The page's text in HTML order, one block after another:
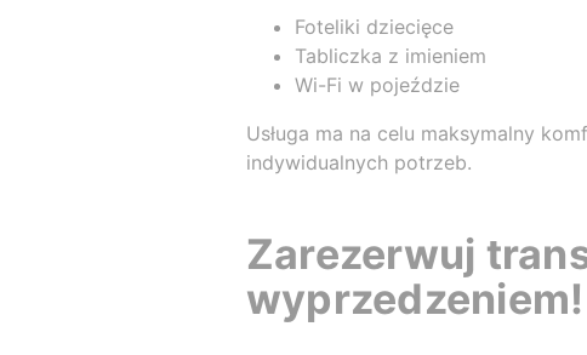
Foteliki dziecięce
Tabliczka z imieniem
Wi-Fi w pojeździe
Usługa ma na celu maksymalny
indywidualnych potrzeb.
Zarezerwuj
wyprzedzeniem!